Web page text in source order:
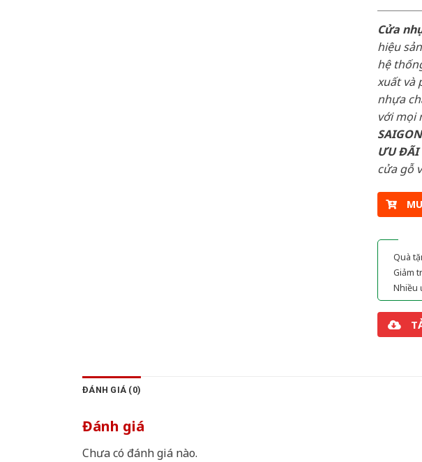
Cửa
hiệu
hệ
xuất và
nhựa
với mọi
ƯU ĐÃI
cửa gỗ
Quà
Giảm
Nhiều
ĐÁNH GIÁ (0)
Đánh giá
Chưa có đánh giá nào.